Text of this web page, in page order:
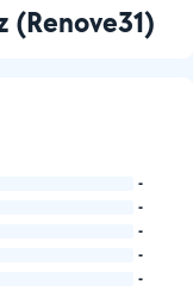
(Renove31)
-
-
-
-
-